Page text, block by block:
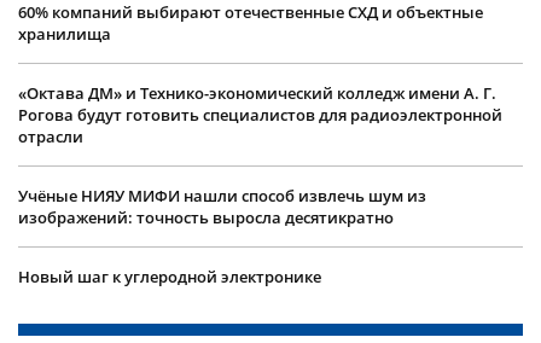
60% компаний выбирают отечественные СХД и объектные
хранилища
«Октава ДМ» и Технико-экономический колледж имени А. Г.
Рогова будут готовить специалистов для радиоэлектронной
отрасли
Учëные НИЯУ МИФИ нашли способ извлечь шум из
изображений: точность выросла десятикратно
Новый шаг к углеродной электронике